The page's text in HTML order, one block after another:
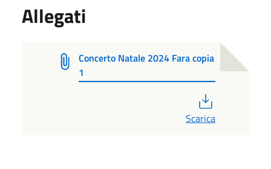
Allegati
Concerto Natale 2024 Fara copia
1
Scarica